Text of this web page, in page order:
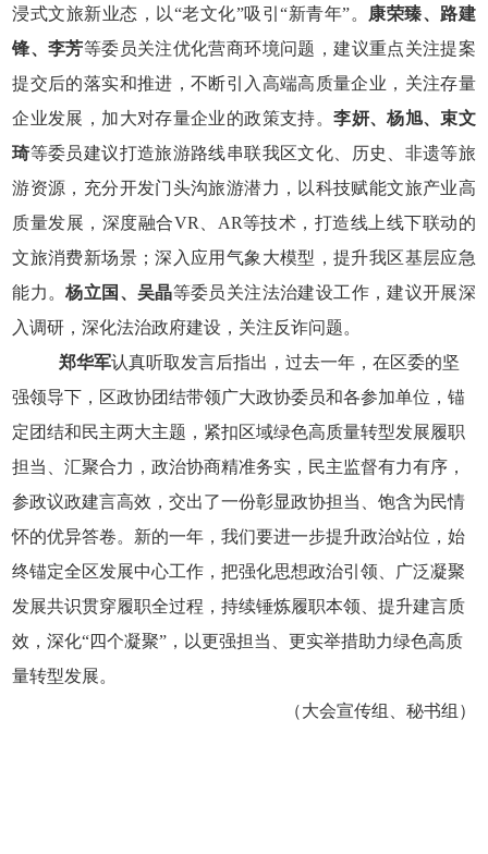
浸式文旅新业态，以“老文化”吸引“新青年”。
康荣臻、路建
锋、李芳等委员关注优化营商环境问题，建议重点关注提案
提交后的落实和推进，不断引入高端高质量企业，关注存量
企业发展，加大对存量企业的政策支持。李妍、杨旭、束文
琦等委员建议打造旅游路线串联我区文化、历史、非遗等旅
游资源，充分开发门头沟旅游潜力，以科技赋能文旅产业高
质量发展，深度融合VR AR等技术，打造线上线下联动的
文旅消费新场景； 深入应用气象大模型，提升我区基层应急
能力。杨立国、吴晶等委员关注法治建设工作，建议开展深
入调研，深化法治政府建设，关注反诈问题。
郑华军认真听取发言后指出，过去一年，在区委的坚
强领导下，区政协团结带领广大政协委员和各参加单位，锚
定团结和民主两大主题，紧扣区域绿色高质量转型发展履职
担当、汇聚合力，政治协商精准务实，民主监督有力有序，
参政议政建言高效，交出了一份彰显政协担当、饱含为民情
怀的优异答卷。新的一年，我们要进一步提升政治站位，始
终锚定全区发展中心工作，把强化思想政治引领、广泛凝聚
发展共识贯穿履职全过程，持续锤炼履职本领、提升建言质
效，深化“四个凝聚”，以更强担当、更实举措助力绿色高质
量转型发展。
（大会宣传组、秘书组）